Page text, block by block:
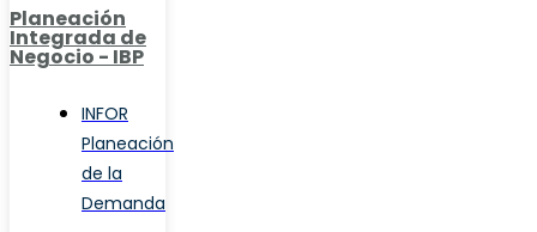
Planeación
Integrada de
Negocio - IBP
INFOR
Planeación
de la
Demanda